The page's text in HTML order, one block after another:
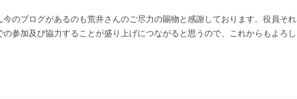
今のブログがあるのも荒井さんのご尽力の賜物と感謝しております。役員それ
の参加及び協力することが盛り上げにつながると思うので、これからもよろし